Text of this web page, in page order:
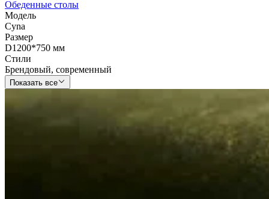
Обеденные столы
Модель
Cyna
Размер
D1200*750 мм
Стили
Брендовый, современный
Показать все